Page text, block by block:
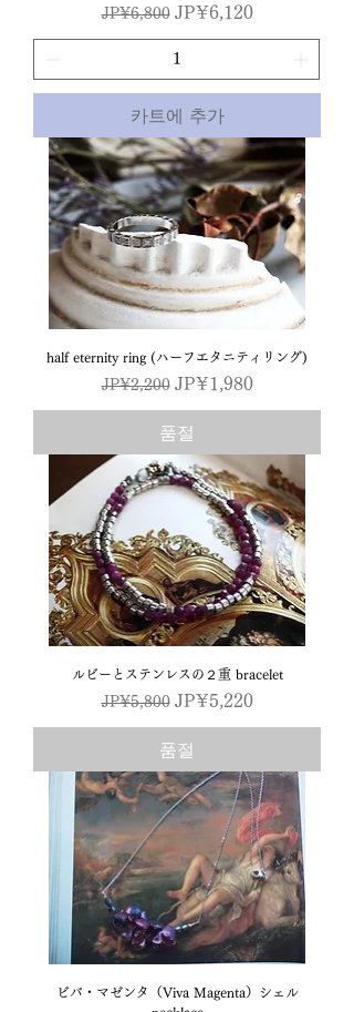
일반가
JP¥6,800 할인가
JP¥6,120
카트에 추가
half eternity ring (ハーフエタニティリング)
일반가
JP¥2,200 할인가
JP¥1,980
품절
ルビーとステンレスの２重 bracelet
일반가
JP¥5,800 할인가
JP¥5,220
품절
ビバ・マゼンタ（Viva Magenta）シェル